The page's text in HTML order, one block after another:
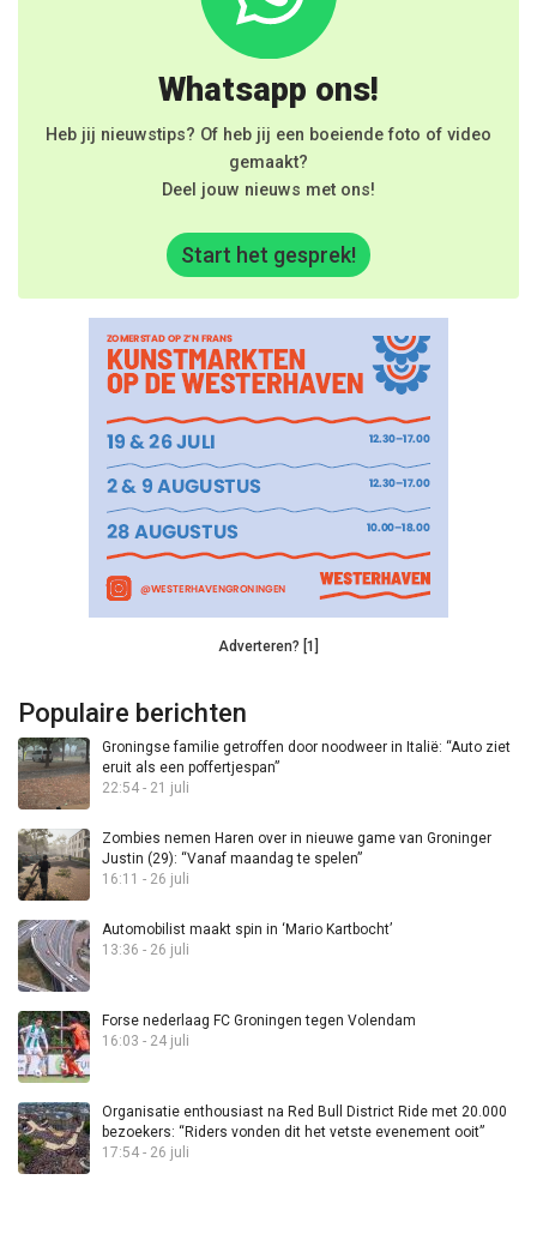
Whatsapp ons!
Heb jij nieuwstips? Of heb jij een boeiende foto of video
gemaakt?
Deel jouw nieuws met ons!
Start het gesprek!
Adverteren? [1]
Populaire berichten
Groningse familie getroffen door noodweer in Italië: “Auto ziet
eruit als een poffertjespan”
22:54 - 21 juli
Zombies nemen Haren over in nieuwe game van Groninger
Justin (29): “Vanaf maandag te spelen”
16:11 - 26 juli
Automobilist maakt spin in ‘Mario Kartbocht’
13:36 - 26 juli
Forse nederlaag FC Groningen tegen Volendam
16:03 - 24 juli
Organisatie enthousiast na Red Bull District Ride met 20.000
bezoekers: “Riders vonden dit het vetste evenement ooit”
17:54 - 26 juli